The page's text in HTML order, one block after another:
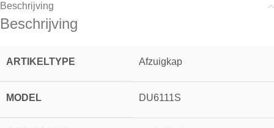
Beschrijving
Beschrijving
ARTIKELTYPE Afzuigkap
MODEL DU6111S